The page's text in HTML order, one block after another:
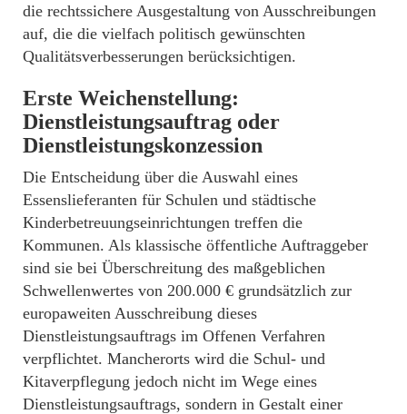
die rechtssichere Ausgestaltung von Ausschreibungen
auf, die die vielfach politisch gewünschten
Qualitätsverbesserungen berücksichtigen.
Erste Weichenstellung:
Dienstleistungsauftrag oder
Dienstleistungskonzession
Die Entscheidung über die Auswahl eines
Essenslieferanten für Schulen und städtische
Kinderbetreuungseinrichtungen treffen die
Kommunen. Als klassische öffentliche Auftraggeber
sind sie bei Überschreitung des maßgeblichen
Schwellenwertes von 200.000 € grundsätzlich zur
europaweiten Ausschreibung dieses
Dienstleistungsauftrags im Offenen Verfahren
verpflichtet. Mancherorts wird die Schul- und
Kitaverpflegung jedoch nicht im Wege eines
Dienstleistungsauftrags, sondern in Gestalt einer